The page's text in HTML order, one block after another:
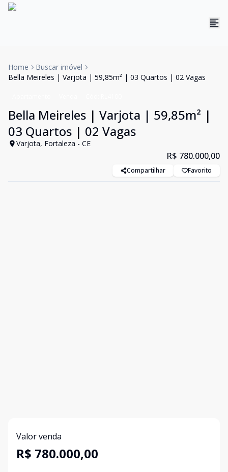
Home
Buscar imóvel
Bella Meireles | Varjota | 59,85m² | 03 Quartos | 02 Vagas
Bella Meireles | Varjota | 59,85m² |
03 Quartos | 02 Vagas
Varjota, Fortaleza - CE
R$ 780.000,00
Compartilhar Favorito
Valor venda
R$ 780.000,00